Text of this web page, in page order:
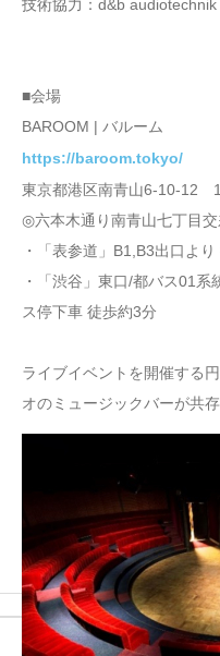
技術協力：d&b audiotechnik
■会場
BAROOM | バルーム
https://baroom.tokyo/
東京都港区南青山6-10-12
◎六本木通り南青山七丁目交
・「表参道」B1,B3出口よ
・「渋谷」東口/都バス01
ス停下車 徒歩約3分
ライブイベントを開催する
オのミュージックバーが共存